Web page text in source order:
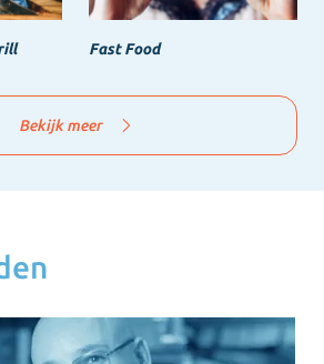
Fast Food
Bekijk meer